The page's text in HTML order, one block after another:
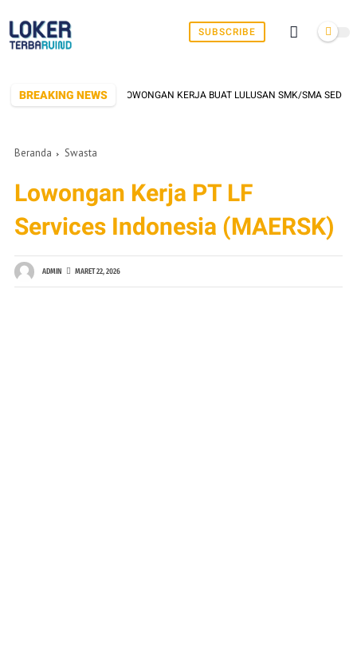
SUBSCRIBE
BREAKING NEWS
YANG SERING BUKA LOWONGAN KERJA BUAT LULUSAN SMK/SMA SEDERAJAT
Beranda Swasta
Lowongan Kerja PT LF
Services Indonesia (MAERSK)
ADMIN MARET 22, 2026